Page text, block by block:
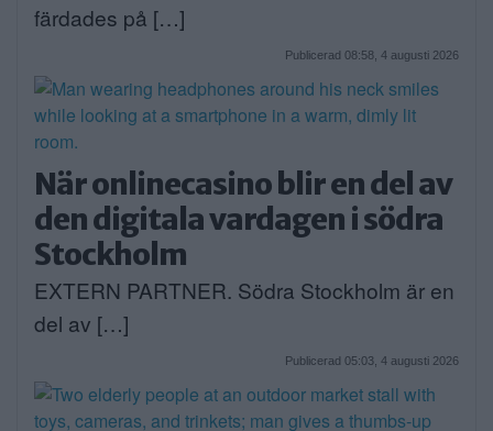
färdades på […]
Publicerad 08:58, 4 augusti 2026
När onlinecasino blir en del av
den digitala vardagen i södra
Stockholm
EXTERN PARTNER. Södra Stockholm är en
del av […]
Publicerad 05:03, 4 augusti 2026